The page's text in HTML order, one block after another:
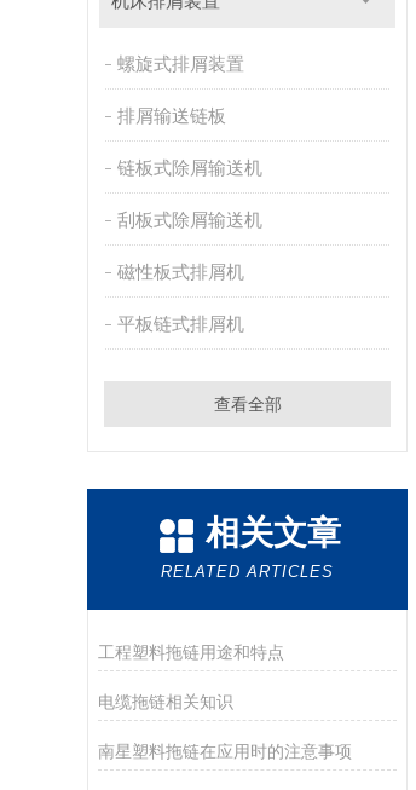
螺旋式排屑装置
排屑输送链板
链板式除屑输送机
刮板式除屑输送机
磁性板式排屑机
平板链式排屑机
查看全部
相关文章
RELATED ARTICLES
工程塑料拖链用途和特点
电缆拖链相关知识
南星塑料拖链在应用时的注意事项